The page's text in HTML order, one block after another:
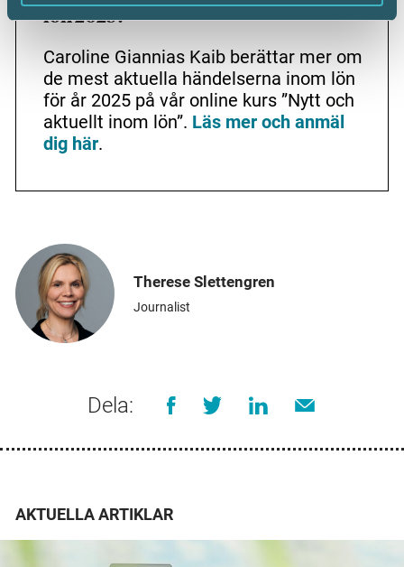
lön 2025?
Caroline Giannias Kaib berättar mer om
de mest aktuella händelserna inom lön
för år 2025 på vår online kurs ”Nytt och
aktuellt inom lön”. Läs mer och anmäl
dig här.
Therese Slettengren
Journalist
Dela:
AKTUELLA ARTIKLAR